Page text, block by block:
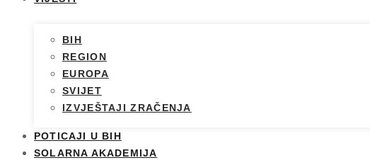
BIH
REGION
EUROPA
SVIJET
IZVJEŠTAJI ZRAČENJA
POTICAJI U BIH
SOLARNA AKADEMIJA